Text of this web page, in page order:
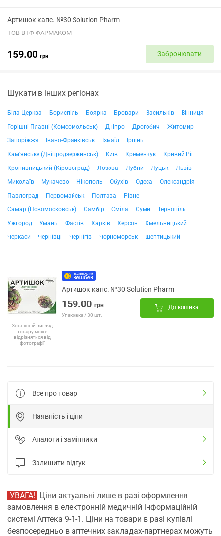
Артишок капс. №30 Solution Pharm
ТОВ ВТФ ФАРМАКОМ
159.00 грн Забронювати
Шукати в інших регіонах
Біла Церква Бориспіль Боярка Бровари Васильків
Вінниця
Горішні Плавні (Комсомольськ)
Дніпро Дрогобич
Житомир
Запоріжжя
Івано-Франківськ Ізмаїл
Ірпінь
Кам'янське (Дніпродзержинськ)
Київ Кременчук
Кривий Ріг
Кропивницький (Кіровоград)
Лозова Лубни Луцьк
Львів
Миколаїв
Мукачево Нікополь Обухів Одеса
Олександрія
Павлоград
Первомайськ Полтава
Рівне
Самар (Новомосковськ)
Самбір Сміла Суми
Тернопіль
Ужгород
Умань Фастів Харків Херсон
Хмельницький
Черкаси
Чернівці Чернігів Чорноморськ Шептицький
Зовнішній вигляд
товару може
відрізнятися від
фотографії
Артишок капс. №30 Solution Pharm
159.00 грн
Упаковка / 30 шт.
До кошика
Все про товар
Наявність і ціни
Аналоги і замінники
Залишити відгук
УВАГА! Ціни актуальні лише в разі оформлення
замовлення в електронній медичній інформаційній
системі Аптека 9-1-1. Ціни на товари в разі купівлі
безпосередньо в аптечних закладах-партнерах можуть